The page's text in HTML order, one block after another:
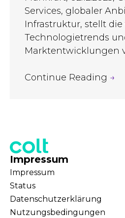
Services, globaler
Infrastruktur, stellt
Technologietrends
Marktentwicklungen
Continue Reading →
Impressum
Impressum
Status
Datenschutzerklärung
Nutzungsbedingungen